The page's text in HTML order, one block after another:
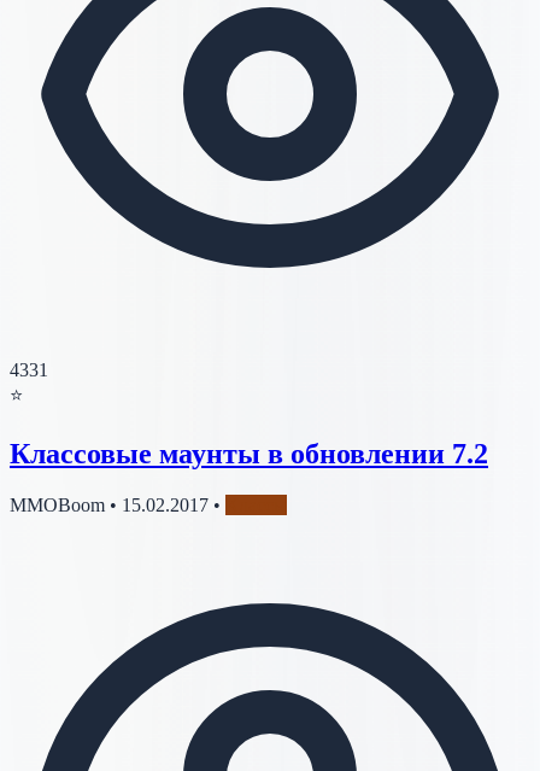
4331
⭐
Классовые маунты в обновлении 7.2
MMOBoom • 15.02.2017 •